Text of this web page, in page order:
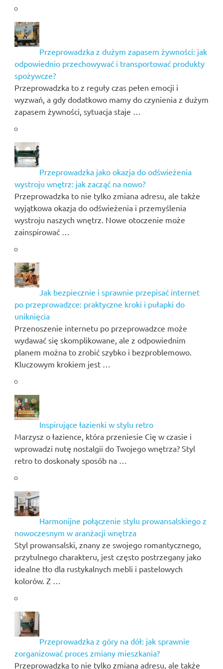
Przeprowadzka z dużym zapasem żywności: jak
odpowiednio przechowywać i transportować produkty
spożywcze?
Przeprowadzka to z reguły czas pełen emocji i
wyzwań, a gdy dodatkowo mamy do czynienia z dużym
zapasem żywności, sytuacja staje …
Przeprowadzka jako okazja do odświeżenia
wystroju wnętrz: jak zacząć na nowo?
Przeprowadzka to nie tylko zmiana adresu, ale także
wyjątkowa okazja do odświeżenia i przemyślenia
wystroju naszych wnętrz. Nowe otoczenie może
zainspirować …
Jak bezpiecznie i sprawnie przepisać internet
po przeprowadzce: praktyczne kroki i pułapki do
uniknięcia
Przenoszenie internetu po przeprowadzce może
wydawać się skomplikowane, ale z odpowiednim
planem można to zrobić szybko i bezproblemowo.
Kluczowym krokiem jest …
Inspirujące łazienki w stylu retro
Marzysz o łazience, która przeniesie Cię w czasie i
wprowadzi nutę nostalgii do Twojego wnętrza? Styl
retro to doskonały sposób na …
Harmonijne połączenie stylu prowansalskiego z
nowoczesnym w aranżacji wnętrza
Styl prowansalski, znany ze swojego romantycznego,
przytulnego charakteru, jest często postrzegany jako
idealne tło dla rustykalnych mebli i pastelowych
kolorów. Z …
Przeprowadzka z góry na dół: jak sprawnie
zorganizować proces zmiany mieszkania?
Przeprowadzka to nie tylko zmiana adresu, ale także